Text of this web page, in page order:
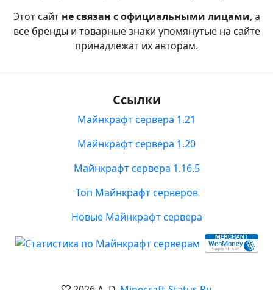
Этот сайт не связан с официальными лицами, а
все бренды и товарные знаки упомянутые на сайте
принадлежат их авторам.
Ссылки
Майнкрафт сервера 1.21
Майнкрафт сервера 1.20
Майнкрафт сервера 1.16.5
Топ Майнкрафт серверов
Новые Майнкрафт сервера